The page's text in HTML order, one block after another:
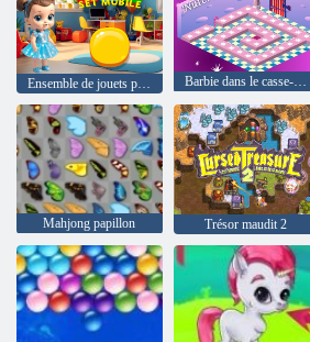
Barbie dans le casse-noisette
Mahjong papillon Trésor maudit 2